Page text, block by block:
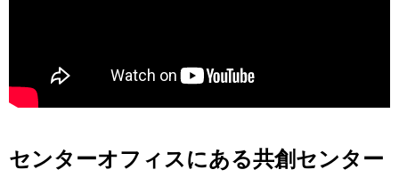
センターオフィスにある共創センター